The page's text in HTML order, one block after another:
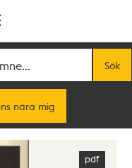
Sök
nära mig